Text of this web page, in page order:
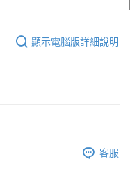
顯示電腦版詳細說明
客服